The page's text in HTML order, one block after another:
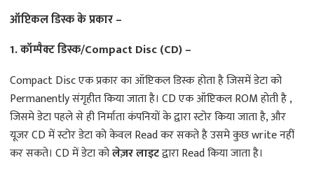
ऑप्टिकल डिस्क के प्रकार –
1. कॉम्पैक्ट डिस्क/Compact Disc (CD) –
Compact Disc एक प्रकार का ऑप्टिकल डिस्क होता है जिसमें डेटा को
Permanently संगृहीत किया जाता है। CD एक ऑप्टिकल ROM होती है ,
जिसमे डेटा पहले से ही निर्माता कंपनियों के द्वारा स्टोर किया जाता है, और
यूजर CD में स्टोर डेटा को केवल Read कर सकते है उसमे कुछ write नहीं
कर सकते। CD में डेटा कोलेज़र लाइटद्वारा Read किया जाता है।